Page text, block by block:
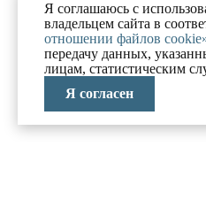
Я соглашаюсь с
владельцем сайта в
отношении файлов
передачу данных,
лицам, статистическим
Я согласен